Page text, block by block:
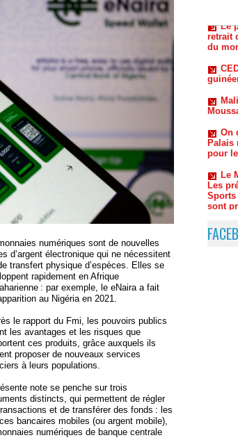
numériques sont de nouvelles
d’argent électronique qui ne nécessitent
transfert physique d’espèces. Elles se
rapidement en Afrique
: par exemple, le eNaira a fait
au Nigéria en 2021.
le rapport du Fmi, les pouvoirs publics
les avantages et les risques que
ces produits, grâce auxquels ils
proposer de nouveaux services
à leurs populations.
note se penche sur trois
distincts, qui permettent de régler
et de transférer des fonds : les
bancaires mobiles (ou argent mobile),
numériques de banque centrale
On
Palais
pour
Le
Les
sont